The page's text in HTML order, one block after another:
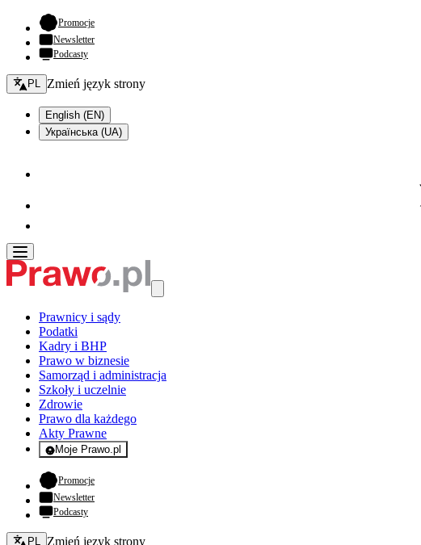
Promocje- otwiera się w nowej karcie
Newsletter
Podcasty
Zmień język - bieżący:
PL Zmień język strony
English (EN)
Українська (UA)
Prawnicy i sądy
Podatki
Kadry i BHP
Prawo w biznesie
Samorząd i administracja
Szkoły i uczelnie
Zdrowie
Prawo dla każdego
Akty Prawne
Moje Prawo.pl
- rejestracja i logowanie do serwisu
Promocje- otwiera się w nowej karcie
Newsletter
Podcasty
Zmień język - bieżący:
PL Zmień język strony